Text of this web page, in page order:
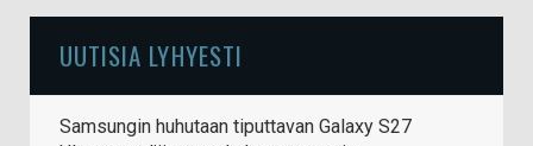
UUTISIA LYHYESTI
Samsungin huhutaan tiputtavan Galaxy S27